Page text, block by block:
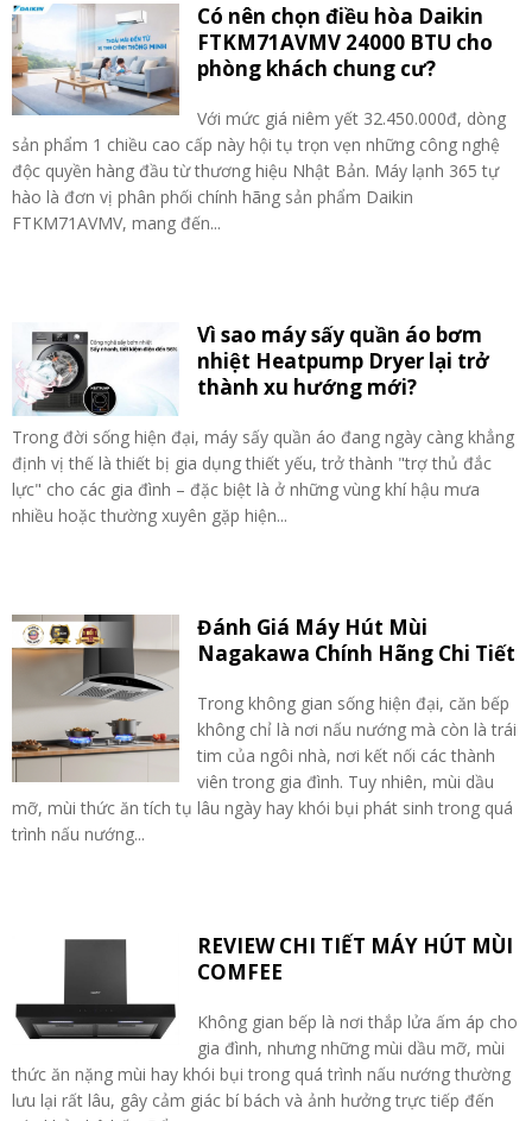
Có nên chọn điều hòa Daikin
FTKM71AVMV 24000 BTU cho
phòng khách chung cư?
Với mức giá niêm yết 32.450.000đ, dòng
sản phẩm 1 chiều cao cấp này hội tụ trọn vẹn những công nghệ
độc quyền hàng đầu từ thương hiệu Nhật Bản. Máy lạnh 365 tự
hào là đơn vị phân phối chính hãng sản phẩm Daikin
FTKM71AVMV, mang đến...
Vì sao máy sấy quần áo bơm
nhiệt Heatpump Dryer lại trở
thành xu hướng mới?
Trong đời sống hiện đại, máy sấy quần áo đang ngày càng khẳng
định vị thế là thiết bị gia dụng thiết yếu, trở thành "trợ thủ đắc
lực" cho các gia đình – đặc biệt là ở những vùng khí hậu mưa
nhiều hoặc thường xuyên gặp hiện...
Đánh Giá Máy Hút Mùi
Nagakawa Chính Hãng Chi Tiết
Trong không gian sống hiện đại, căn bếp
không chỉ là nơi nấu nướng mà còn là trái
tim của ngôi nhà, nơi kết nối các thành
viên trong gia đình. Tuy nhiên, mùi dầu
mỡ, mùi thức ăn tích tụ lâu ngày hay khói bụi phát sinh trong quá
trình nấu nướng...
REVIEW CHI TIẾT MÁY HÚT MÙI
COMFEE
Không gian bếp là nơi thắp lửa ấm áp cho
gia đình, nhưng những mùi dầu mỡ, mùi
thức ăn nặng mùi hay khói bụi trong quá trình nấu nướng thường
lưu lại rất lâu, gây cảm giác bí bách và ảnh hưởng trực tiếp đến